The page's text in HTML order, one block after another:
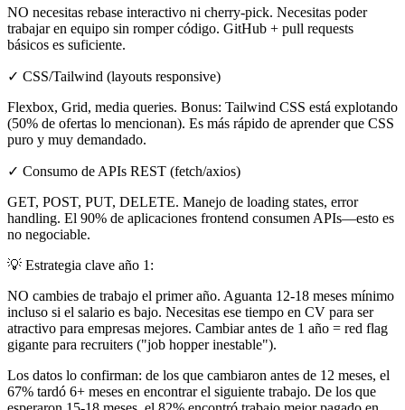
NO necesitas rebase interactivo ni cherry-pick. Necesitas poder
trabajar en equipo sin romper código. GitHub + pull requests
básicos es suficiente.
✓ CSS/Tailwind (layouts responsive)
Flexbox, Grid, media queries. Bonus: Tailwind CSS está explotando
(50% de ofertas lo mencionan). Es más rápido de aprender que CSS
puro y muy demandado.
✓ Consumo de APIs REST (fetch/axios)
GET, POST, PUT, DELETE. Manejo de loading states, error
handling. El 90% de aplicaciones frontend consumen APIs—esto es
no negociable.
💡 Estrategia clave año 1:
NO cambies de trabajo el primer año. Aguanta 12-18 meses mínimo
incluso si el salario es bajo. Necesitas ese tiempo en CV para ser
atractivo para empresas mejores. Cambiar antes de 1 año = red flag
gigante para recruiters ("job hopper inestable").
Los datos lo confirman: de los que cambiaron antes de 12 meses, el
67% tardó 6+ meses en encontrar el siguiente trabajo. De los que